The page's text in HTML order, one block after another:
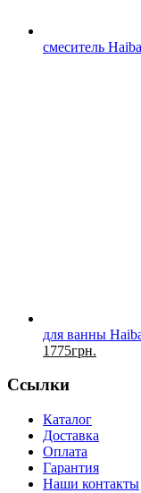
смеситель
для ванны
1775грн.
Ссылки
Каталог
Доставка
Оплата
Гарантия
Наши контакты